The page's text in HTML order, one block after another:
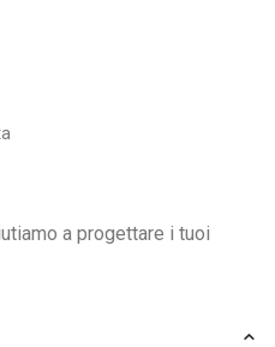
a progettare i tuoi